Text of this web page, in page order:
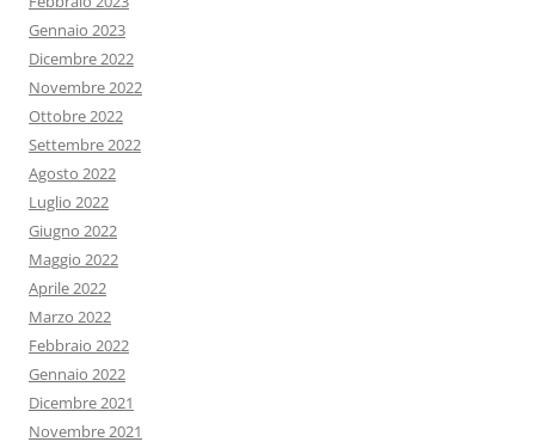
Gennaio 2023
Dicembre 2022
Novembre 2022
Ottobre 2022
Settembre 2022
Agosto 2022
Luglio 2022
Giugno 2022
Maggio 2022
Aprile 2022
Marzo 2022
Febbraio 2022
Gennaio 2022
Dicembre 2021
Novembre 2021